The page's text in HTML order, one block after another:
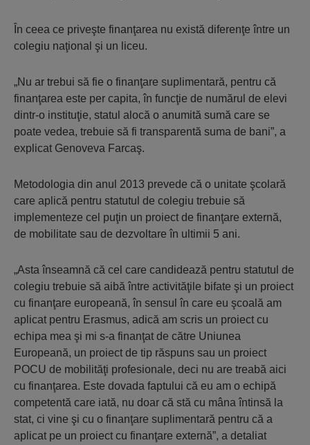
În ceea ce priveşte finanţarea nu există diferenţe între un
colegiu naţional şi un liceu.
„Nu ar trebui să fie o finanţare suplimentară, pentru că
finanţarea este per capita, în funcţie de numărul de elevi
dintr-o instituţie, statul alocă o anumită sumă care se
poate vedea, trebuie să fi transparentă suma de bani”, a
explicat Genoveva Farcaş.
Metodologia din anul 2013 prevede că o unitate şcolară
care aplică pentru statutul de colegiu trebuie să
implementeze cel puţin un proiect de finanţare externă,
de mobilitate sau de dezvoltare în ultimii 5 ani.
„Asta înseamnă că cel care candidează pentru statutul de
colegiu trebuie să aibă între activităţile bifate şi un proiect
cu finanţare europeană, în sensul în care eu şcoală am
aplicat pentru Erasmus, adică am scris un proiect cu
echipa mea şi mi s-a finanţat de către Uniunea
Europeană, un proiect de tip răspuns sau un proiect
POCU de mobilităţi profesionale, deci nu are treabă aici
cu finanţarea. Este dovada faptului că eu am o echipă
competentă care iată, nu doar că stă cu mâna întinsă la
stat, ci vine şi cu o finanţare suplimentară pentru că a
aplicat pe un proiect cu finanţare externă”, a detaliat